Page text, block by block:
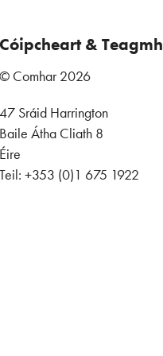
Cóipcheart &
© Comhar 2026
47 Sráid Harrington
Baile Átha Cliath 8
Éire
Teil: +353 (0)1 675 1922